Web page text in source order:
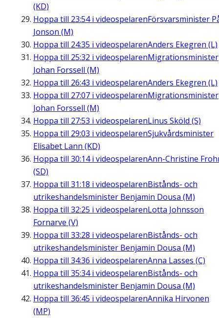
(KD)
Hoppa till 23:54i videospelarenFörsvarsminister
Jonson (M)
Hoppa till 24:35 i videospelarenAnders Ekegren (L)
Hoppa till 25:32 i videospelarenMigrationsminister
Johan Forssell (M)
Hoppa till 26:43 i videospelarenAnders Ekegren (L)
Hoppa till 27:07 i videospelarenMigrationsminister
Johan Forssell (M)
Hoppa till 27:53 i videospelarenLinus Sköld (S)
Hoppa till 29:03 i videospelarenSjukvårdsminister
Elisabet Lann (KD)
Hoppa till 30:14i videospelarenAnn-Christine
(SD)
Hoppa till 31:18 i videospelarenBistånds- och
utrikeshandelsminister Benjamin Dousa (M)
Hoppa till 32:25 i videospelarenLotta Johnsson
Fornarve (V)
Hoppa till 33:28 i videospelarenBistånds- och
utrikeshandelsminister Benjamin Dousa (M)
Hoppa till 34:36 i videospelarenAnna Lasses (C)
Hoppa till 35:34i videospelarenBistånds- och
utrikeshandelsminister Benjamin Dousa (M)
Hoppa till 36:45 i videospelarenAnnika Hirvonen
(MP)